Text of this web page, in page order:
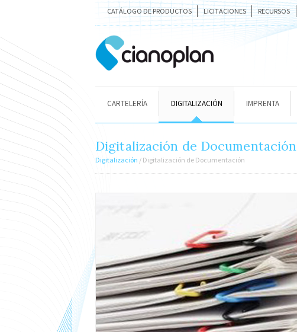
CATÁLOGO DE PRODUCTOS LICITACIONES RECURSOS
CARTELERÍA DIGITALIZACIÓN IMPRENTA
Digitalización de Documentación
Digitalización / Digitalización de Documentación